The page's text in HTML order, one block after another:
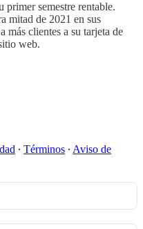
primer semestre rentable.
mitad de 2021 en sus
más clientes a su tarjeta de
web.
∙ Términos ∙ Aviso de